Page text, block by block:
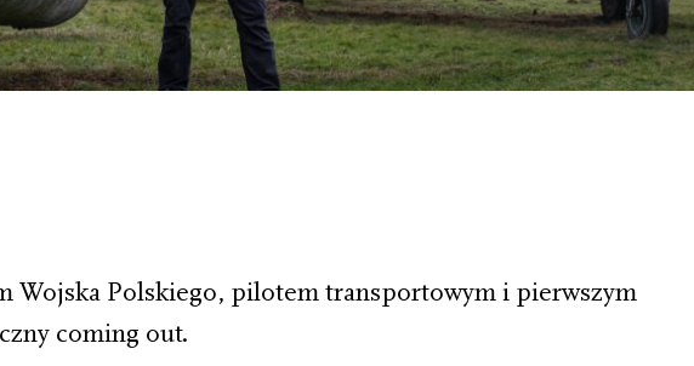
Wojska Polskiego, pilotem transportowym i pierwszym
coming out.